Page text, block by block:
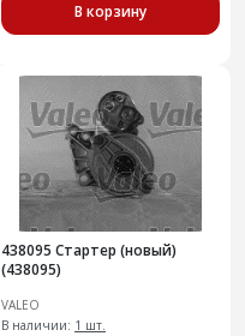
В корзину
438095 Стартер (новый)
(438095)
VALEO
В наличии: 1 шт.